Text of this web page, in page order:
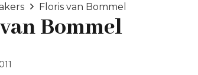
Floris van Bommel
Bommel